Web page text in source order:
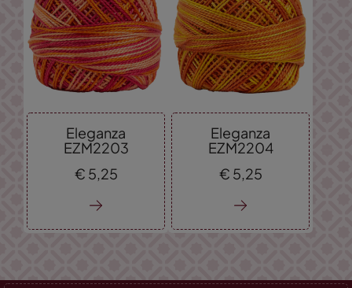
Eleganza
EZM2203
€ 5,25
Eleganza
EZM2204
€ 5,25